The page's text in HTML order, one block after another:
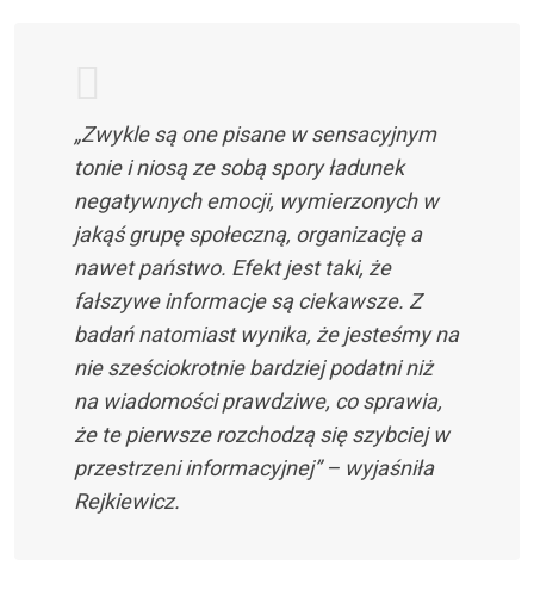
„Zwykle są one pisane w sensacyjnym
tonie i niosą ze sobą spory ładunek
negatywnych emocji, wymierzonych w
jakąś grupę społeczną, organizację a
nawet państwo. Efekt jest taki, że
fałszywe informacje są ciekawsze. Z
badań natomiast wynika, że jesteśmy na
nie sześciokrotnie bardziej podatni niż
na wiadomości prawdziwe, co sprawia,
że te pierwsze rozchodzą się szybciej w
przestrzeni informacyjnej” – wyjaśniła
Rejkiewicz.